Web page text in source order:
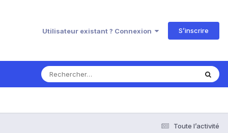
Utilisateur existant ? Connexion S’inscrire
Toute l’activité